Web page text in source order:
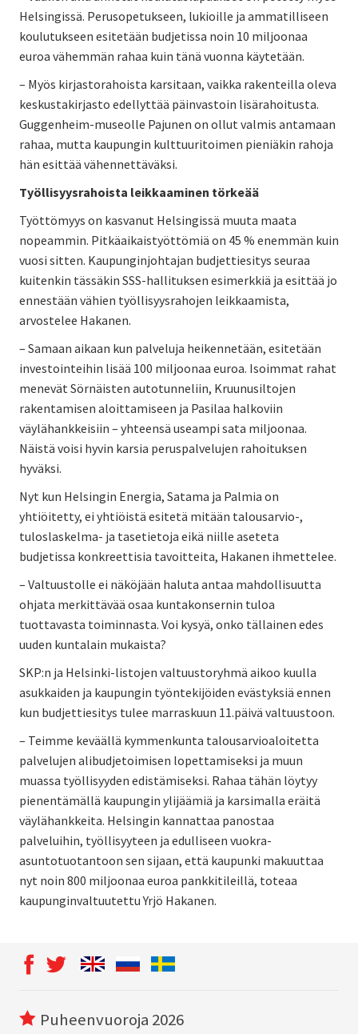
Helsingissä. Perusopetukseen, lukioille ja ammatilliseen
koulutukseen esitetään budjetissa noin 10 miljoonaa
euroa vähemmän rahaa kuin tänä vuonna käytetään.
– Myös kirjastorahoista karsitaan, vaikka rakenteilla oleva
keskustakirjasto edellyttää päinvastoin lisärahoitusta.
Guggenheim-museolle Pajunen on ollut valmis antamaan
rahaa, mutta kaupungin kulttuuritoimen pieniäkin rahoja
hän esittää vähennettäväksi.
Työllisyysrahoista leikkaaminen törkeää
Työttömyys on kasvanut Helsingissä muuta maata
nopeammin. Pitkäaikaistyöttömiä on 45 % enemmän kuin
vuosi sitten. Kaupunginjohtajan budjettiesitys seuraa
kuitenkin tässäkin SSS-hallituksen esimerkkiä ja esittää jo
ennestään vähien työllisyysrahojen leikkaamista,
arvostelee Hakanen.
– Samaan aikaan kun palveluja heikennetään, esitetään
investointeihin lisää 100 miljoonaa euroa. Isoimmat rahat
menevät Sörnäisten autotunneliin, Kruunusiltojen
rakentamisen aloittamiseen ja Pasilaa halkoviin
väylähankkeisiin – yhteensä useampi sata miljoonaa.
Näistä voisi hyvin karsia peruspalvelujen rahoituksen
hyväksi.
Nyt kun Helsingin Energia, Satama ja Palmia on
yhtiöitetty, ei yhtiöistä esitetä mitään talousarvio-,
tuloslaskelma- ja tasetietoja eikä niille aseteta
budjetissa konkreettisia tavoitteita, Hakanen ihmettelee.
– Valtuustolle ei näköjään haluta antaa mahdollisuutta
ohjata merkittävää osaa kuntakonsernin tuloa
tuottavasta toiminnasta. Voi kysyä, onko tällainen edes
uuden kuntalain mukaista?
SKP:n ja Helsinki-listojen valtuustoryhmä aikoo kuulla
asukkaiden ja kaupungin työntekijöiden evästyksiä ennen
kun budjettiesitys tulee marraskuun 11.päivä valtuustoon.
– Teimme keväällä kymmenkunta talousarvioaloitetta
palvelujen alibudjetoimisen lopettamiseksi ja muun
muassa työllisyyden edistämiseksi. Rahaa tähän löytyy
pienentämällä kaupungin ylijäämiä ja karsimalla eräitä
väylähankkeita. Helsingin kannattaa panostaa
palveluihin, työllisyyteen ja edulliseen vuokra-
asuntotuotantoon sen sijaan, että kaupunki makuuttaa
nyt noin 800 miljoonaa euroa pankkitileillä, toteaa
kaupunginvaltuutettu Yrjö Hakanen.
Puheenvuoroja 2026